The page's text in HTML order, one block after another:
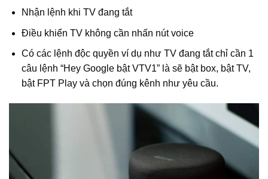
Nhận lệnh khi TV đang tắt
Điều khiển TV không cần nhấn nút voice
Có các lệnh độc quyền ví dụ như TV đang tắt chỉ cần 1
câu lệnh “Hey Google bật VTV1” là sẽ bật box, bật TV,
bật FPT Play và chọn đúng kênh như yêu cầu.